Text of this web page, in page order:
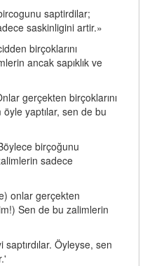
saptirdilar;
saskinligini artir.»
birçoklarını
ancak sapıklık ve
gerçekten birçoklarını
yaptılar, sen de bu
birçoğunu
sadece
onlar gerçekten
Sen de bu zalimlerin
saptırdılar. Öyleyse, sen